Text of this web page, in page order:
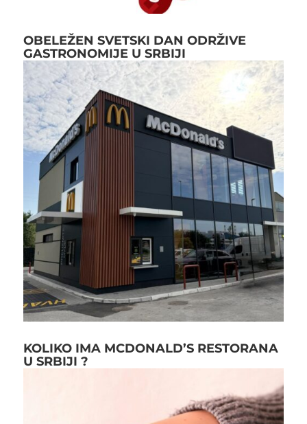
OBELEŽEN SVETSKI DAN ODRŽIVE
GASTRONOMIJE U SRBIJI
KOLIKO IMA MCDONALD’S RESTORANA
U SRBIJI ?